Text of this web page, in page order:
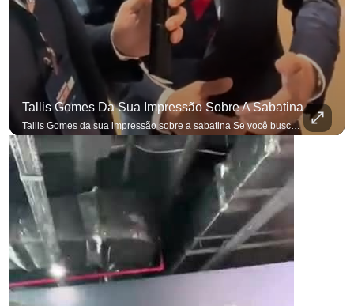
Tallis Gomes Da Sua Impressão Sobre A Sabatina
Tallis Gomes da sua impressão sobre a sabatina Se você busca informação com credibilidade, inscreva-se agora e ative o